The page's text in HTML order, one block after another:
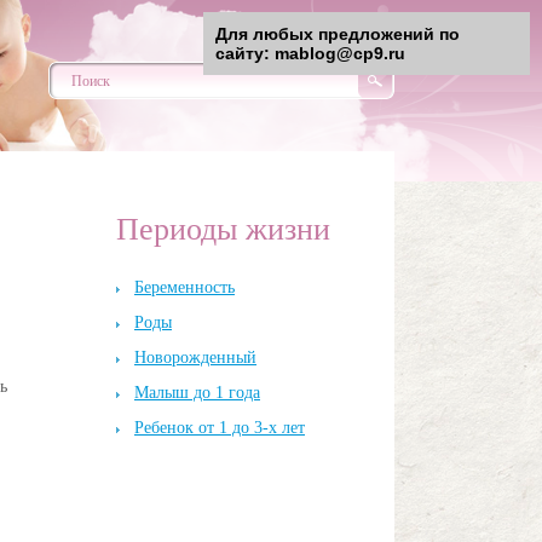
Периоды жизни
Беременность
Роды
Новорожденный
Малыш до 1 года
Ребенок от 1 до 3-х лет
Для любых предложений по
сайту: mablog@cp9.ru